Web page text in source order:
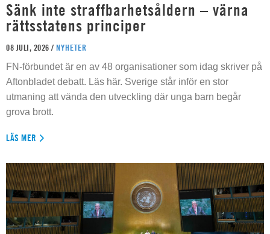
Sänk inte straffbarhetsåldern – värna
rättsstatens principer
08 JULI, 2026 / NYHETER
FN-förbundet är en av 48 organisationer som idag skriver på
Aftonbladet debatt. Läs här. Sverige står inför en stor
utmaning att vända den utveckling där unga barn begår
grova brott.
LÄS MER